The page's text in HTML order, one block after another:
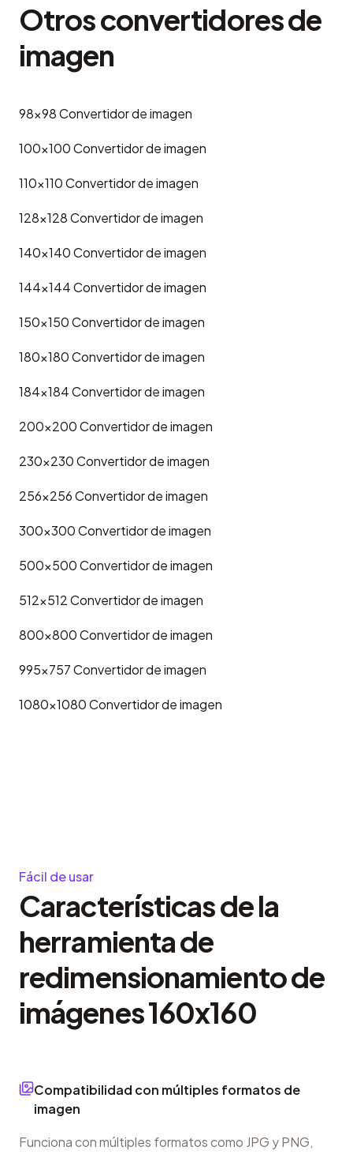
Otros convertidores de
imagen
98x98Convertidor de imagen
100x100Convertidor de imagen
110x110Convertidor de imagen
128x128Convertidor de imagen
140x140Convertidor de imagen
144x144Convertidor de imagen
150x150Convertidor de imagen
180x180Convertidor de imagen
184x184Convertidor de imagen
200x200Convertidor de imagen
230x230Convertidor de imagen
256x256Convertidor de imagen
300x300Convertidor de imagen
500x500Convertidor de imagen
512x512Convertidor de imagen
800x800Convertidor de imagen
995x757Convertidor de imagen
1080x1080Convertidor de imagen
Fácil de usar
Características de la
herramienta de
redimensionamiento de
imágenes 160x160
Compatibilidad con múltiples formatos de
imagen
Funciona con múltiples formatos como JPG y PNG,